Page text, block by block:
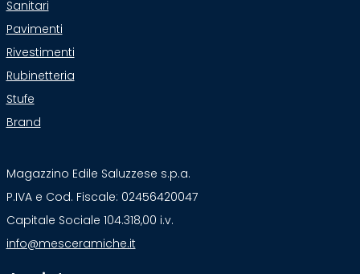
Sanitari
Pavimenti
Rivestimenti
Rubinetteria
Stufe
Brand
Magazzino Edile Saluzzese s.p.a.
P.IVA e Cod. Fiscale: 02456420047
Capitale Sociale 104.318,00 i.v.
info@mesceramiche.it